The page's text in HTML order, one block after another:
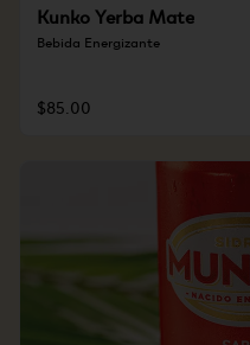
Kunko Yerba Mate
Bebida Energizante
$85.00